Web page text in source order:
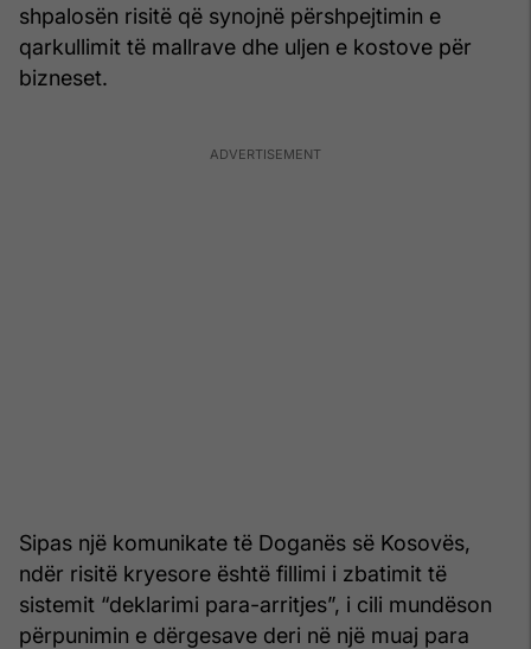
shpalosën risitë që synojnë përshpejtimin e
qarkullimit të mallrave dhe uljen e kostove për
bizneset.
Sipas një komunikate të Doganës së Kosovës,
ndër risitë kryesore është fillimi i zbatimit të
sistemit “deklarimi para-arritjes”, i cili mundëson
përpunimin e dërgesave deri në një muaj para